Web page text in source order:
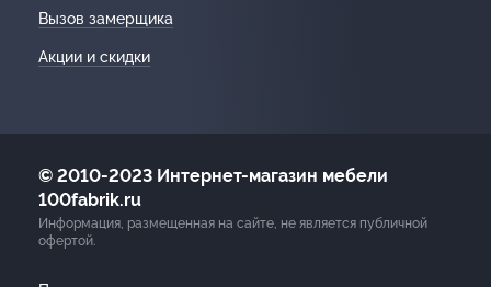
Вызов замерщика
Акции и скидки
© 2010-2023 Интернет-магазин мебели
100fabrik.ru
Информация, размещенная на сайте, не является публичной
офертой.